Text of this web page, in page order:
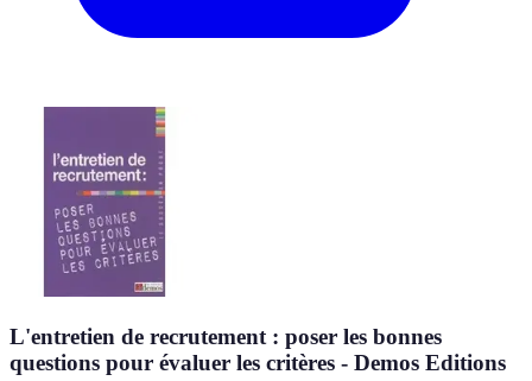
L'entretien de recrutement : poser les bonnes
questions pour évaluer les critères - Demos Editions